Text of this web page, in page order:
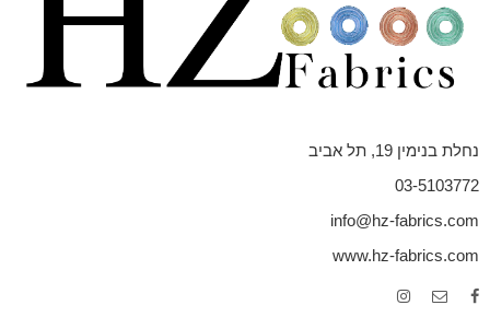
נחלת בנימין 19, תל אביב
03-5103772
info@hz-fabrics.com
www.hz-fabrics.com